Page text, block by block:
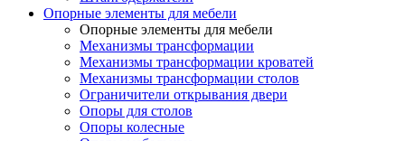
Опорные элементы для мебели
Опорные элементы для мебели
Механизмы трансформации
Механизмы трансформации кроватей
Механизмы трансформации столов
Ограничители открывания двери
Опоры для столов
Опоры колесные